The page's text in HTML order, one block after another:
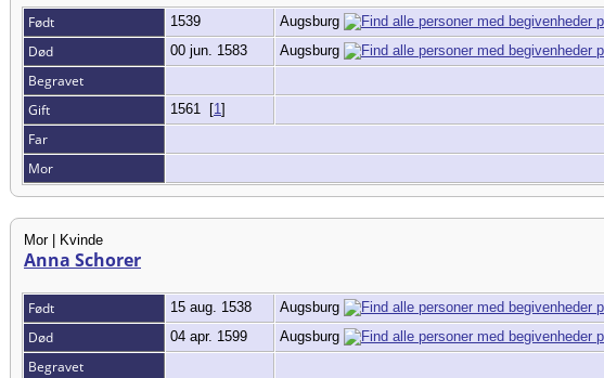
Født 1539 Augsburg
Død 00 jun. 1583 Augsburg
Begravet
Gift
1561 [1]
Far
Mor
Mor | Kvinde
Anna Schorer
Født 15 aug. 1538 Augsburg
Død 04 apr. 1599 Augsburg
Begravet